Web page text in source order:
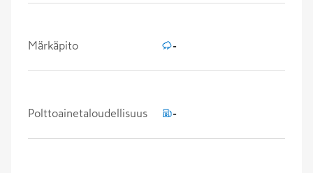
Märkäpito -
Polttoainetaloudellisuus -